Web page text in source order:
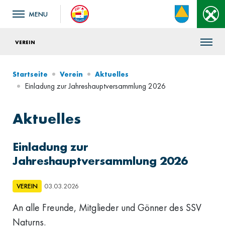
VEREIN
Startseite Verein Aktuelles
Einladung zur Jahreshauptversammlung 2026
Aktuelles
Einladung zur
Jahreshauptversammlung 2026
VEREIN 03.03.2026
An alle Freunde, Mitglieder und Gönner des SSV
Naturns.